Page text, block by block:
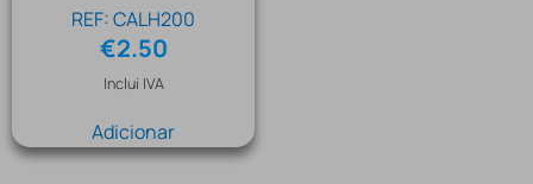
REF: CALH200
€2.50
Inclui IVA
Adicionar